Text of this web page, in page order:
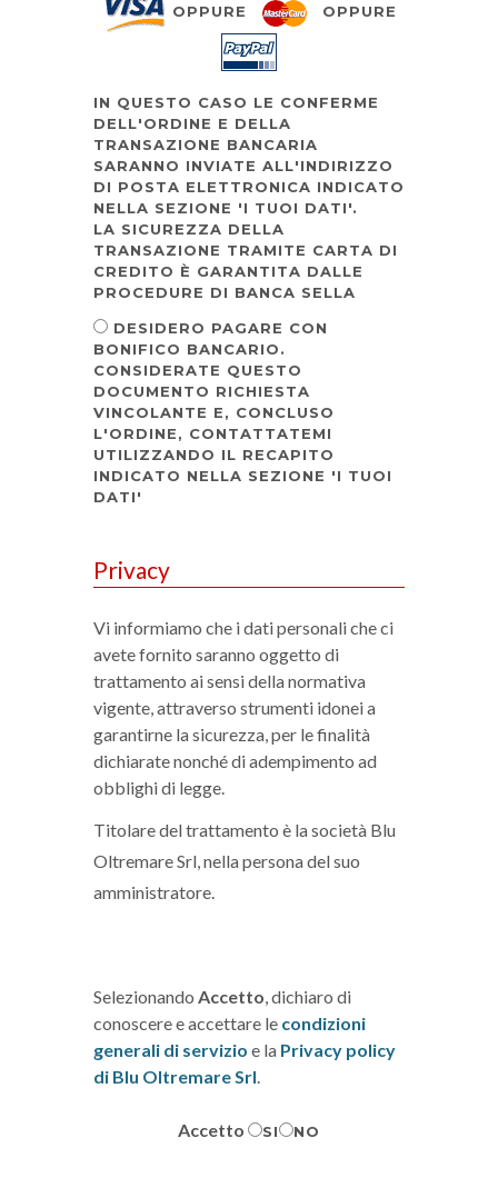
OPPURE
IN QUESTO CASO LE CONFERME
DELL'ORDINE E DELLA
TRANSAZIONE BANCARIA
SARANNO INVIATE ALL'INDIRIZZO
DI POSTA ELETTRONICA INDICATO
NELLA SEZIONE 'I TUOI DATI'.
LA SICUREZZA DELLA
TRANSAZIONE TRAMITE CARTA DI
CREDITO È GARANTITA DALLE
PROCEDURE DI BANCA SELLA
DESIDERO PAGARE CON
BONIFICO BANCARIO.
CONSIDERATE QUESTO
DOCUMENTO RICHIESTA
VINCOLANTE E, CONCLUSO
L'ORDINE, CONTATTATEMI
UTILIZZANDO IL RECAPITO
INDICATO NELLA SEZIONE 'I TUOI
DATI'
Privacy
Vi informiamo che i dati personali che ci
avete fornito saranno oggetto di
trattamento ai sensi della normativa
vigente, attraverso strumenti idonei a
garantirne la sicurezza, per le finalità
dichiarate nonché di adempimento ad
obblighi di legge.
Titolare del trattamento è la società Blu
Oltremare Srl, nella persona del suo
amministratore.
Selezionando Accetto, dichiaro di
conoscere e accettare le condizioni
generali di servizio e la Privacy policy
di Blu Oltremare Srl.
Accetto SI NO